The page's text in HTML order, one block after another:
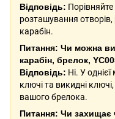
Відповідь:
розташування отворів,
карабін.
Питання: Чи можна
карабін, брелок,
Відповідь: Ні. У
ключі та викидні
вашого брелока.
Питання: Чи захищає